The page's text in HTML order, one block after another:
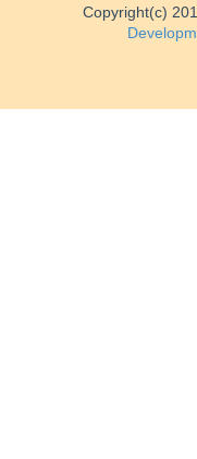
Copyright(c)